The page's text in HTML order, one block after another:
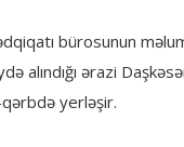
bürosunun
alındığı ərazi
yerləşir.